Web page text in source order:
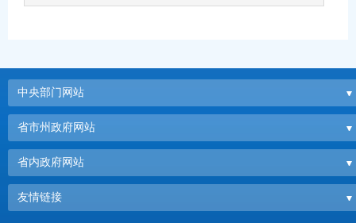
中央部门网站
省市州政府网站
省内政府网站
友情链接